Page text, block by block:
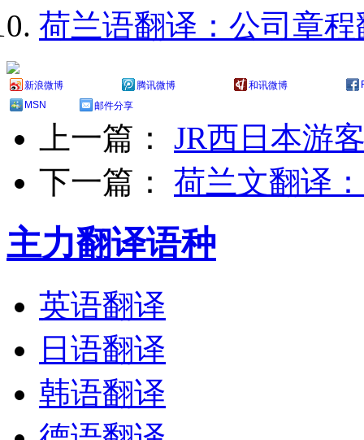
荷兰语翻译：公司章
新浪微博 腾讯微博 和讯微博
MSN
邮件分享
上一篇： JR西日本游
下一篇： 荷兰文翻译
主力翻译语种
英语翻译
日语翻译
韩语翻译